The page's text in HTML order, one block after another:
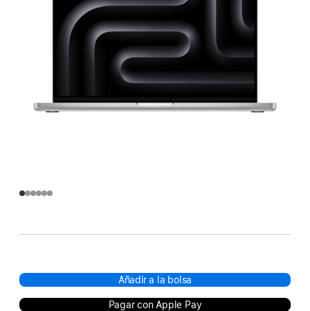
Añadir a la bolsa
Pagar con Apple Pay